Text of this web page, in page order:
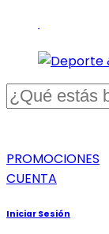
PROMOCIONES
CUENTA
Iniciar Sesión